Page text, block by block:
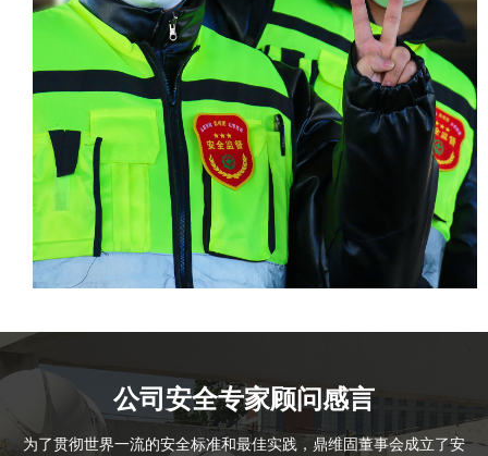
公司安全专家顾问感言
为了贯彻世界一流的安全标准和最佳实践，鼎维固董事会成立了安